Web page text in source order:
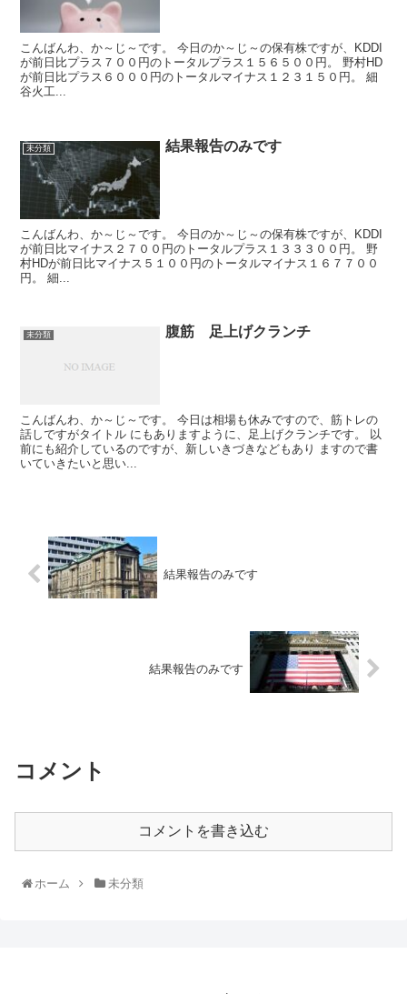
こんばんわ、か～じ～です。 今日のか～じ～の保有株ですが、KDDI
が前日比プラス７００円のトータルプラス１５６５００円。 野村HD
が前日比プラス６０００円のトータルマイナス１２３１５０円。 細
谷火工...
未分類 結果報告のみです
こんばんわ、か～じ～です。 今日のか～じ～の保有株ですが、KDDI
が前日比マイナス２７００円のトータルプラス１３３３００円。 野
村HDが前日比マイナス５１００円のトータルマイナス１６７７００
円。 細...
未分類 腹筋 足上げクランチ
こんばんわ、か～じ～です。 今日は相場も休みですので、筋トレの
話しですがタイトル にもありますように、足上げクランチです。 以
前にも紹介しているのですが、新しいきづきなどもあり ますので書
いていきたいと思い...
結果報告のみです
結果報告のみです
コメント
コメントを書き込む
ホーム 未分類